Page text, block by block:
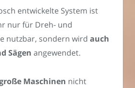
entwickelte System ist
nur für Dreh- und
nutzbar, sondern wird auch
Sägen angewendet.
Maschinen nicht